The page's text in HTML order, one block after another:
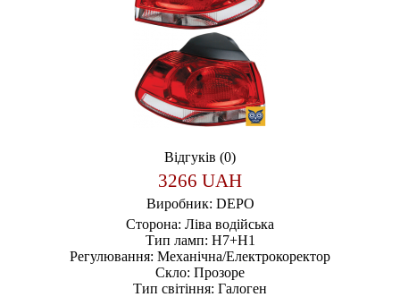
Відгуків (0)
3266 UAH
Виробник: DEPO
Сторона: Ліва водійська
Тип ламп: H7+H1
Регулювання: Механічна/Електрокоректор
Скло: Прозоре
Тип світіння: Галоген